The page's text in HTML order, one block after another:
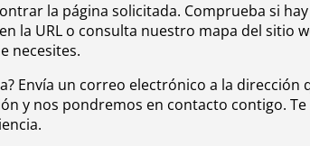
la página solicitada. Comprueba si hay
la URL o consulta nuestro mapa del sitio
necesites.
Envía un correo electrónico a la dirección
y nos pondremos en contacto contigo. Te